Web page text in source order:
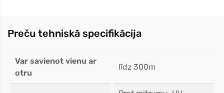
Preču tehniskā specifikācija
Var savienot vienu ar
otru
līdz 300m